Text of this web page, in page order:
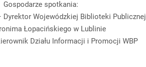
Gospodarze spotkania:
Dyrektor Wojewódzkiej Biblioteki Publicznej
Łopacińskiego w Lublinie
Działu Informacji i Promocji WBP